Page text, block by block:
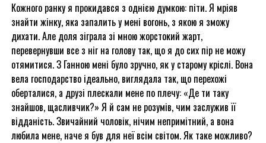
Кожного ранку я прокидався з однією думкою: піти. Я мріяв
знайти жінку, яка запалить у мені вогонь, з якою я зможу
дихати. Але доля зіграла зі мною жорстокий жарт,
перевернувши все з ніг на голову так, що я до сих пір не можу
отямитися. З Ганною мені було зручно, як у старому кріслі. Вона
вела господарство ідеально, виглядала так, що перехожі
оберталися, а друзі плескали мене по плечу: «Де ти таку
знайшов, щасливчик?» Я й сам не розумів, чим заслужив її
відданість. Звичайний чоловік, нічим непримітний, а вона
любила мене, наче я був для неї всім світом. Як таке можливо?